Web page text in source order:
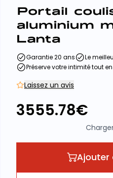
Portail
aluminium
Lanta
Garantie 20 ans
Le
Préserve votre intimité tout
Laissez un avis
3555.78€
Ajouter